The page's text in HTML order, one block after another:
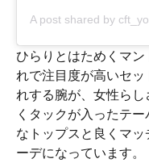
A post shared by
ひらりとはためくマ
れで注目度が高いセ
れする腕が、女性ら
くタックが入ったテ
なトップスと良くマ
ーデになっています。